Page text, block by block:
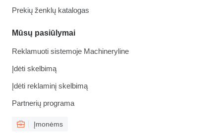
Prekių ženklų katalogas
Mūsų pasiūlymai
Reklamuoti sistemoje Machineryline
Įdėti skelbimą
Įdėti reklaminį skelbimą
Partnerių programa
Įmonėms